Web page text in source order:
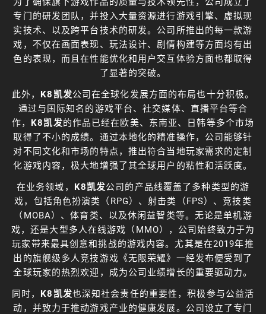
专门的研发团队，并投入大量资源进行游戏引擎、虚拟现
实技术、以及跨平台技术的研发。公司所推出的每一款游
戏，不仅在画面表现、玩法设计、剧情构建等方面均有出
色的表现，而且在性能优化和用户交互体验方面也都取得
了显著的突破。
此外， K8凯发公司在全球化发展方面的布局也十分积极。
通过与国际知名的游戏平台、社交媒体、直播平台等合
作， K8凯发的作品已经在欧美、东南亚、日韩等多个市场
取得了不小的成绩。通过本地化的精准操作，公司能够针
对不同文化和市场的特点，推出符合当地玩家需求的定制
化游戏内容，极大地增强了其全球用户的粘性和活跃度。
在业务领域， K8凯发公司的产品线覆盖了多种类型的游
戏，包括角色扮演类（RPG）、射击类（FPS）、竞技类
（MOBA）、体育类、以及休闲益智类等。无论是单机游
戏，还是大型多人在线游戏（MMO），公司始终致力于为
玩家带来最具创意和挑战的游戏内容。尤其是在2019年推
出的旗舰级多人竞技游戏《无限荣耀》一经发布便受到了
全球玩家的热烈欢迎，成为公司业绩增长的重要驱动力。
同时， K8凯发也深知社会责任的重要性，积极参与公益活
动，并致力于推动游戏产业的健康发展。公司设立了专门